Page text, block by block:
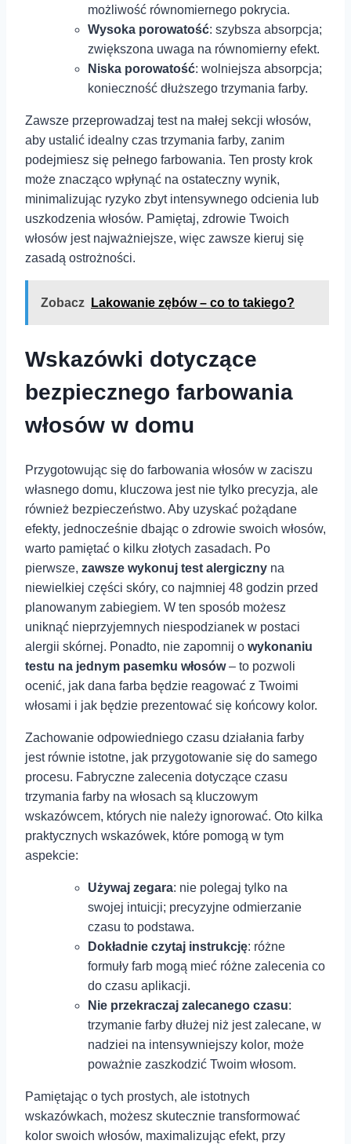
możliwość równomiernego⁢ pokrycia.
Wysoka porowatość: szybsza absorpcja;
zwiększona uwaga ⁣na równomierny efekt.⁤
Niska⁣ porowatość: wolniejsza ⁤absorpcja;
konieczność⁤ dłuższego trzymania farby.
Zawsze przeprowadzaj test na małej ⁤sekcji włosów,
aby ustalić idealny czas trzymania farby, zanim
⁤podejmiesz⁢ się ⁢pełnego farbowania. ⁢Ten⁤ prosty krok
może znacząco wpłynąć na ostateczny wynik,
minimalizując ryzyko zbyt intensywnego odcienia lub
uszkodzenia włosów. Pamiętaj, zdrowie Twoich
włosów jest najważniejsze,⁣ więc zawsze kieruj się
zasadą ostrożności.
Zobacz Lakowanie zębów – co to takiego?
Wskazówki dotyczące
bezpiecznego farbowania
włosów ⁣w domu
Przygotowując się‍ do farbowania włosów w zaciszu
własnego domu, kluczowa jest nie tylko precyzja, ale
również bezpieczeństwo. Aby uzyskać pożądane
efekty, jednocześnie dbając o zdrowie swoich włosów,⁤
warto ‍pamiętać o kilku złotych zasadach. Po
pierwsze, zawsze wykonuj test alergiczny na
niewielkiej części skóry, co najmniej 48 godzin ⁢przed
planowanym zabiegiem. W ten sposób możesz
uniknąć nieprzyjemnych niespodzianek w postaci
alergii skórnej. Ponadto, nie zapomnij ⁣o wykonaniu
testu na ⁢jednym pasemku włosów– to pozwoli
ocenić, jak dana farba będzie reagować z Twoimi
włosami i jak będzie prezentować ⁤się końcowy kolor.
Zachowanie odpowiedniego czasu działania farby
jest równie istotne, jak przygotowanie się do⁣ samego
procesu. Fabryczne zalecenia dotyczące czasu
trzymania farby na włosach są kluczowym
wskazówcem, których nie należy ignorować. Oto kilka
praktycznych ⁣wskazówek, które ⁤pomogą w tym
aspekcie:
Używaj zegara: nie polegaj tylko na
swojej intuicji; precyzyjne odmierzanie⁤
czasu to podstawa.
Dokładnie czytaj instrukcję: różne
formuły farb mogą⁤ mieć ‍różne zalecenia co
do czasu aplikacji.
Nie przekraczaj zalecanego czasu:
trzymanie farby⁢ dłużej niż jest zalecane, w
nadziei na intensywniejszy kolor, może
poważnie zaszkodzić Twoim włosom.
Pamiętając o tych prostych,⁤ ale istotnych
wskazówkach, możesz ⁤skutecznie transformować
kolor swoich włosów, maximalizując efekt, przy